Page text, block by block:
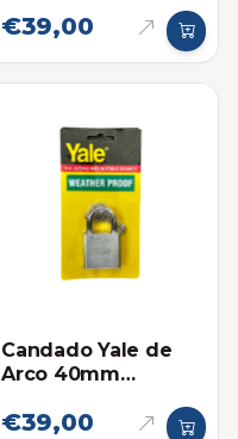
€39,00
Candado Yale de
Arco 40mm
€39,00